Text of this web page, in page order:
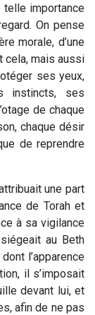
telle importance
On pense
morale, d’une
cela, mais aussi
ses yeux,
instincts, ses
de chaque
chaque désir
de reprendre
une part
de Torah et
à sa vigilance
au Beth
l’apparence
il s’imposait
devant lui, et
afin de ne pas